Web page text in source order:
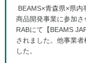
BEAMS×青森県×県
商品開発事業に参加さ
RABにて【BEAMS
されました。他事業
した。